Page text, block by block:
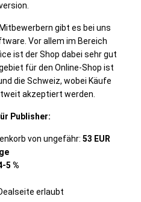
gibt es bei uns
Vor allem im Bereich
ist der Shop dabei sehr gut
für den Online-Shop ist
die Schweiz, wobei Käufe
akzeptiert werden.
Publisher:
von ungefähr: 53 EUR
5 %
erlaubt